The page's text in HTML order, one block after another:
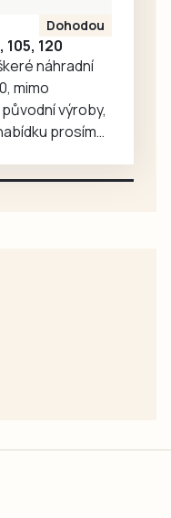
Dohodou
120
náhradní
mimo
výroby,
prosím